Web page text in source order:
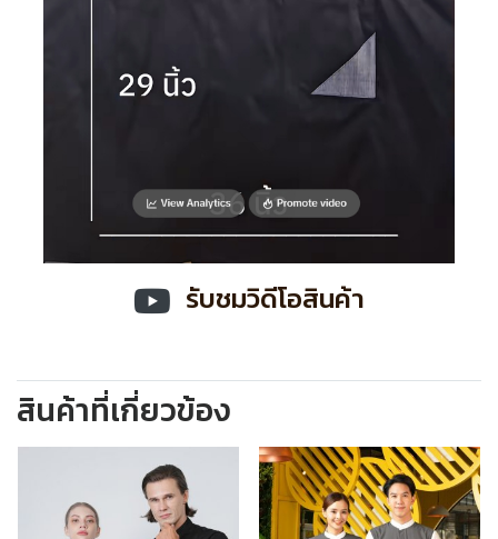
รับชมวิดีโอสินค้า
สินค้าที่เกี่ยวข้อง